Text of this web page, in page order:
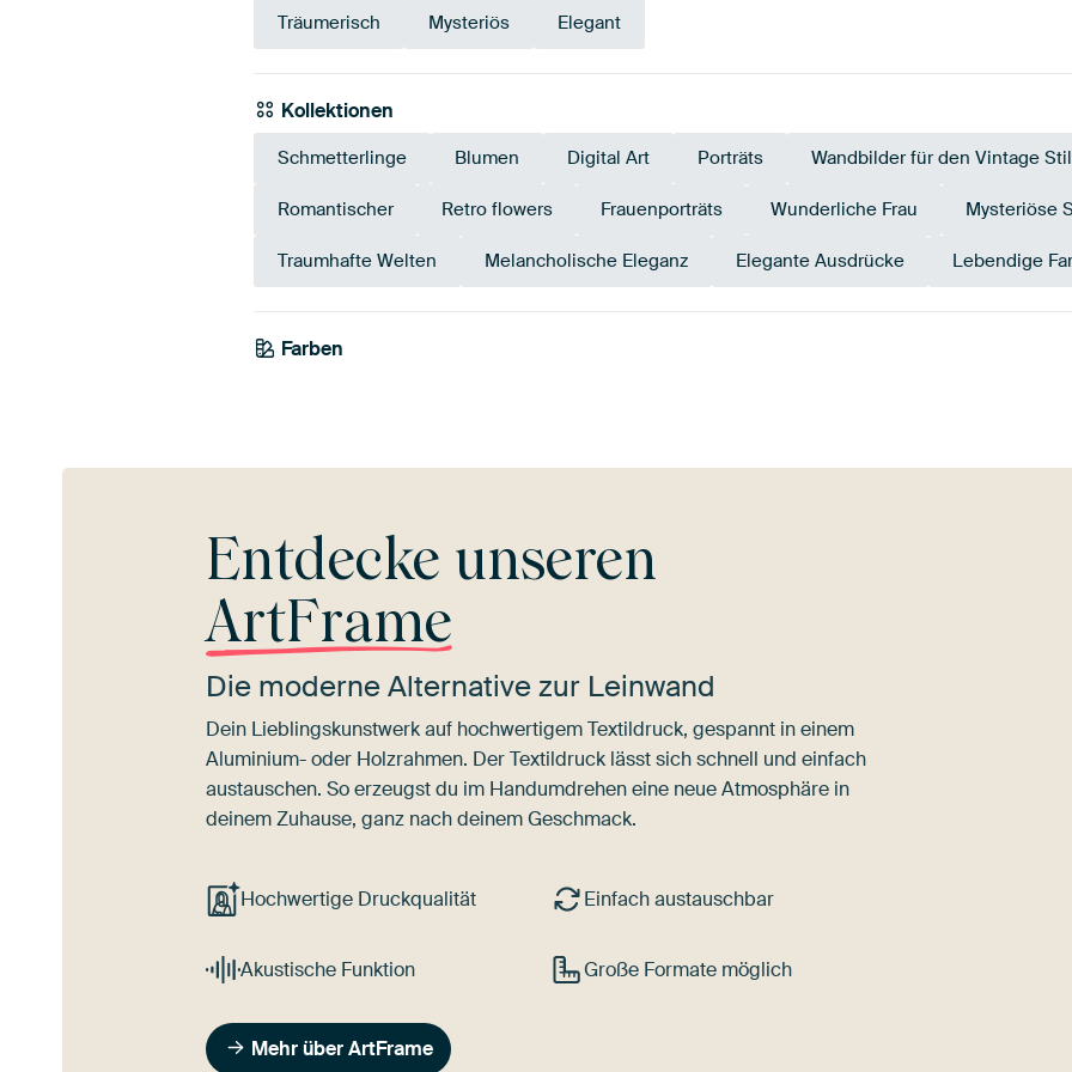
Träumerisch Mysteriös Elegant
Kollektionen
Schmetterlinge Blumen Digital Art Porträts Wandbilder für den Vintage Stil
Romantischer Retro flowers Frauenporträts Wunderliche Frau Mysteriöse
Traumhafte Welten Melancholische Eleganz Elegante Ausdrücke Lebendige
Farben
Olivgrün
Entdecke unseren
ArtFrame
Die moderne Alternative zur Leinwand
Dein Lieblingskunstwerk auf hochwertigem Textildruck, gespannt in einem
Aluminium- oder Holzrahmen. Der Textildruck lässt sich schnell und einfach
austauschen. So erzeugst du im Handumdrehen eine neue Atmosphäre in
deinem Zuhause, ganz nach deinem Geschmack.
Hochwertige Druckqualität Einfach austauschbar
Akustische Funktion Große Formate möglich
Mehr über ArtFrame